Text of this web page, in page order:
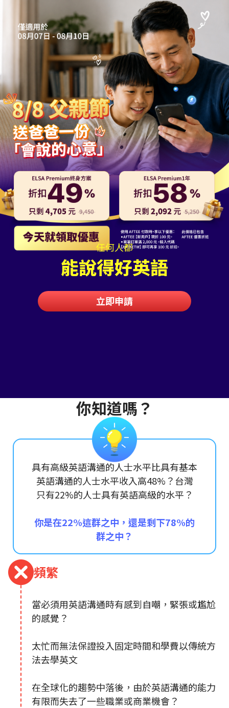
任何人都
能說得好英語
立即申請
你知道嗎？
具有高級英語溝通的人士水平比具有基本
英語溝通的人士水平收入高48%？台灣
只有22%的人士具有英語高級的水平？
你是在22%這群之中，還是剩下78%的
群之中？
頻繁
當必須用英語溝通時有感到自嘲，緊張或尷尬
的感覺？
太忙而無法保證投入固定時間和學費以傳統方
法去學英文
在全球化的趨勢中落後，由於英語溝通的能力
有限而失去了一些職業或商業機會？